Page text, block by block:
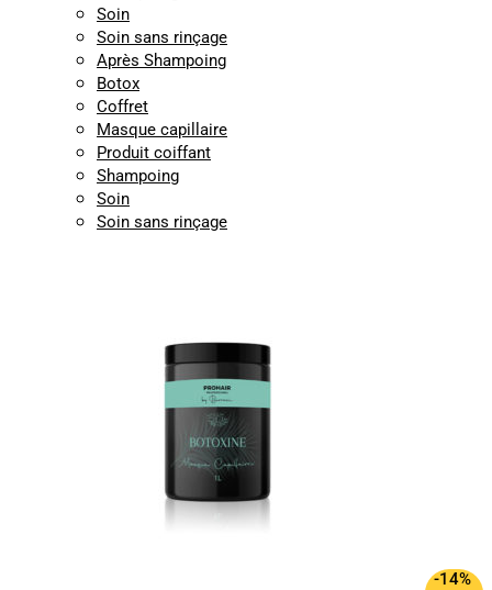
Soin
Soin sans rinçage
Après Shampoing
Botox
Coffret
Masque capillaire
Produit coiffant
Shampoing
Soin
Soin sans rinçage
-14%